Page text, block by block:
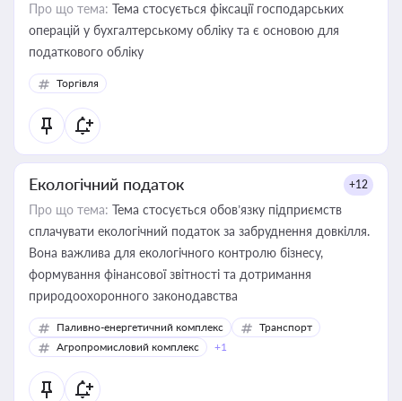
Про що тема: Тема стосується фіксації господарських
операцій у бухгалтерському обліку та є основою для
податкового обліку
Торгівля
Екологічний податок +12
Про що тема: Тема стосується обов’язку підприємств
сплачувати екологічний податок за забруднення довкілля.
Вона важлива для екологічного контролю бізнесу,
формування фінансової звітності та дотримання
природоохоронного законодавства
Паливно-енергетичний комплекс
Транспорт
Агропромисловий комплекс
+1